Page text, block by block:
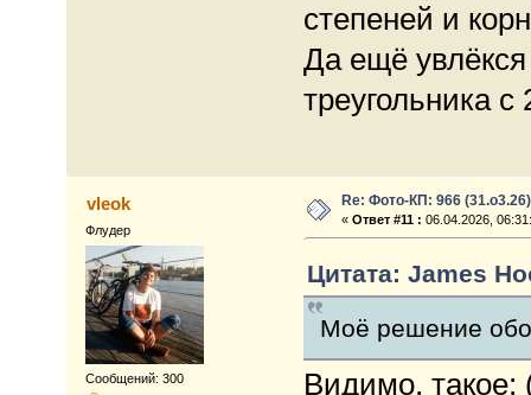
степеней и
Да ещё
треугольника
vleok
Флудер
Сообщений: 300
Re: Фото-КП: 966
«Ответ #11 : 06.04.2026,
Цитата: James
Моё решение
Видимо, такое: